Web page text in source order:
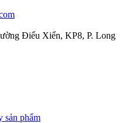
Điểu Xiển, KP8, P. Long
sản phẩm